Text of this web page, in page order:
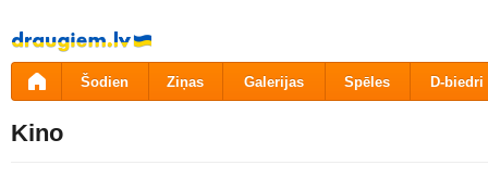
Pāriet
uz
saturu
Šodien Ziņas Galerijas Spēles D-biedri
Kino